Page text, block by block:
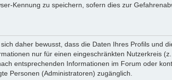
Kennung zu speichern, sofern dies zur
daher bewusst, dass die Daten Ihres Profils und
nur für einen eingeschränkten Nutzerkreis
entsprechenden Informationen im Forum oder
Personen (Administratoren) zugänglich.